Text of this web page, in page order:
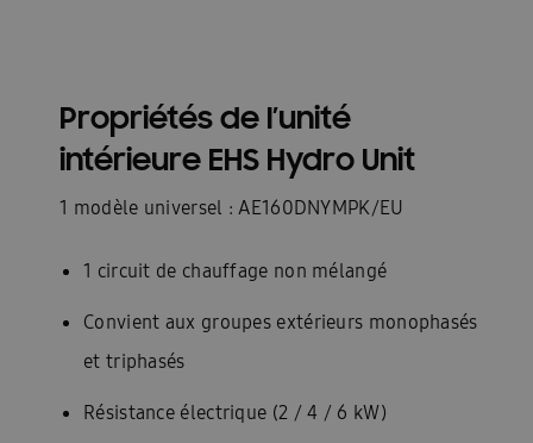
Propriétés de l’unité
intérieure EHS Hydro Unit
1 modèle universel : AE160DNYMPK/EU
1 circuit de chauffage non mélangé
Convient aux groupes extérieurs monophasés
et triphasés
Résistance électrique (2 / 4 / 6 kW)